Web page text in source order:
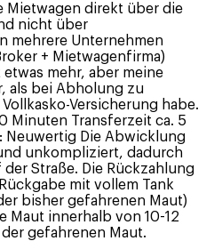
Mietwagen direkt über die
nicht über
mehrere Unternehmen
+ Mietwagenfirma)
mehr, aber meine
als bei Abholung zu
Versicherung habe.
Minuten Transferzeit ca. 5
Neuwertig Die Abwicklung
unkompliziert, dadurch
Straße. Die Rückzahlung
mit vollem Tank
bisher gefahrenen Maut)
Maut innerhalb von 10-12
gefahrenen Maut.